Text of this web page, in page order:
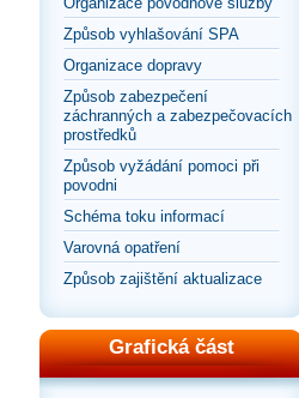
Způsob vyhlašování SPA
Organizace dopravy
Způsob zabezpečení
záchranných a zabezpečovacích
prostředků
Způsob vyžádání pomoci při
povodni
Schéma toku informací
Varovná opatření
Způsob zajištění aktualizace
Grafická část